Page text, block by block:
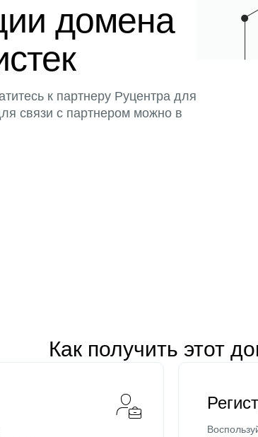
домена
к партнеру Руцентра для
связи с партнером можно в
Как получить этот